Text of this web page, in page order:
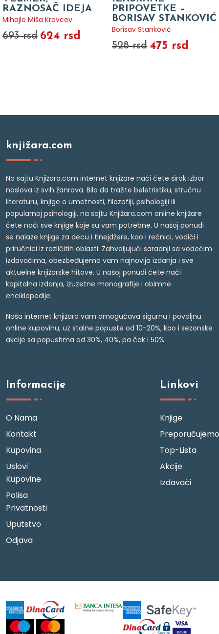
RAZNOSAČ IDEJA
Mihajlo Miša Kravcev
693 rsd 624 rsd
PRIPOVETKE –
BORISAV STANKOVIĆ
Borisav Stanković
528 rsd 475 rsd
knjižara.com
Na sajtu Knjižara.com internet knjižare naći ćete širok izbor
naslova iz svih žanrova. Bilo da tražite beletristiku, stručnu
literaturu, knjige o umetnosti, filozofiji, psihologiji ili
popularnoj psihologiji, na sajtu Knjižara.com online knjižare
ćete naći sve knjige koje su vam potrebne. U našoj ponudi
se nalaze knjige za decu i tinejdžere, kao i rečnici, vodiči i
priručnici iz različitih oblasti. Zahvaljujući saradnji sa vodećim
izdavačima, obezbeđujemo vam najnovija izdanja i sve
aktuelne knjižarske hitove. U našoj ponudi ćete naći
kapitalna izdanja, izuzetne monografije i obimne
enciklopedije.
Naša internet knjižara vam omogućava sigurnu i povoljnu
online kupovinu, uz stalne popuste od 10-20%, kao i sezonske
akcije sa popustima od 30%, 40%, pa čak i 50%.
Informacije
O Nama
Kontakt
Kupovina
Uslovi
Kupovine
Polisa
Privatnosti
Uputstvo
Odjava
Linkovi
Knjige
Preporučujemo
Top-Lista
Akcije
Izdavači